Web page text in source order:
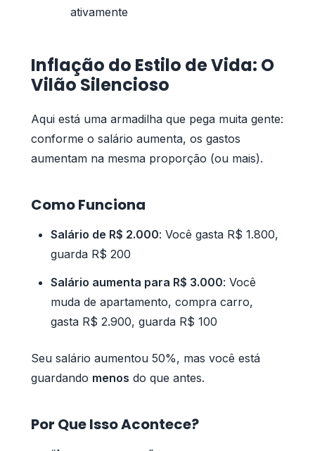
ativamente
Inflação do Estilo de Vida: O
Vilão Silencioso
Aqui está uma armadilha que pega muita gente:
conforme o salário aumenta, os gastos
aumentam na mesma proporção (ou mais).
Como Funciona
Salário de R$ 2.000: Você gasta R$ 1.800,
guarda R$ 200
Salário aumenta para R$ 3.000: Você
muda de apartamento, compra carro,
gasta R$ 2.900, guarda R$ 100
Seu salário aumentou 50%, mas você está
guardando menos do que antes.
Por Que Isso Acontece?